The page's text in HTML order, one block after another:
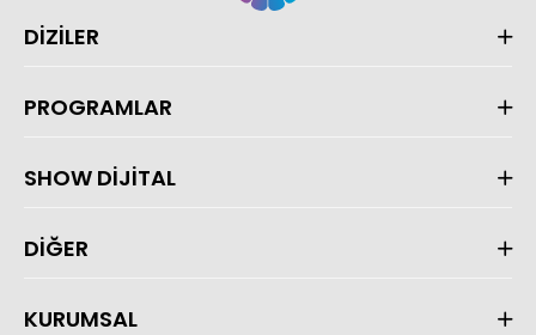
DİZİLER
PROGRAMLAR
SHOW DİJİTAL
DİĞER
KURUMSAL